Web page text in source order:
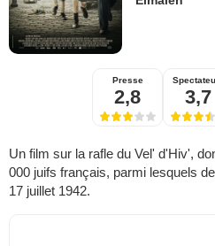
Presse
2,8 3,7
Un film sur la rafle du Vel' d'Hiv',
000 juifs français, parmi lesquels
17 juillet 1942.